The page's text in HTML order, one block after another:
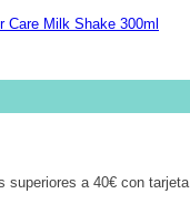
Care Milk Shake 300ml
superiores a 40€ con tarjeta